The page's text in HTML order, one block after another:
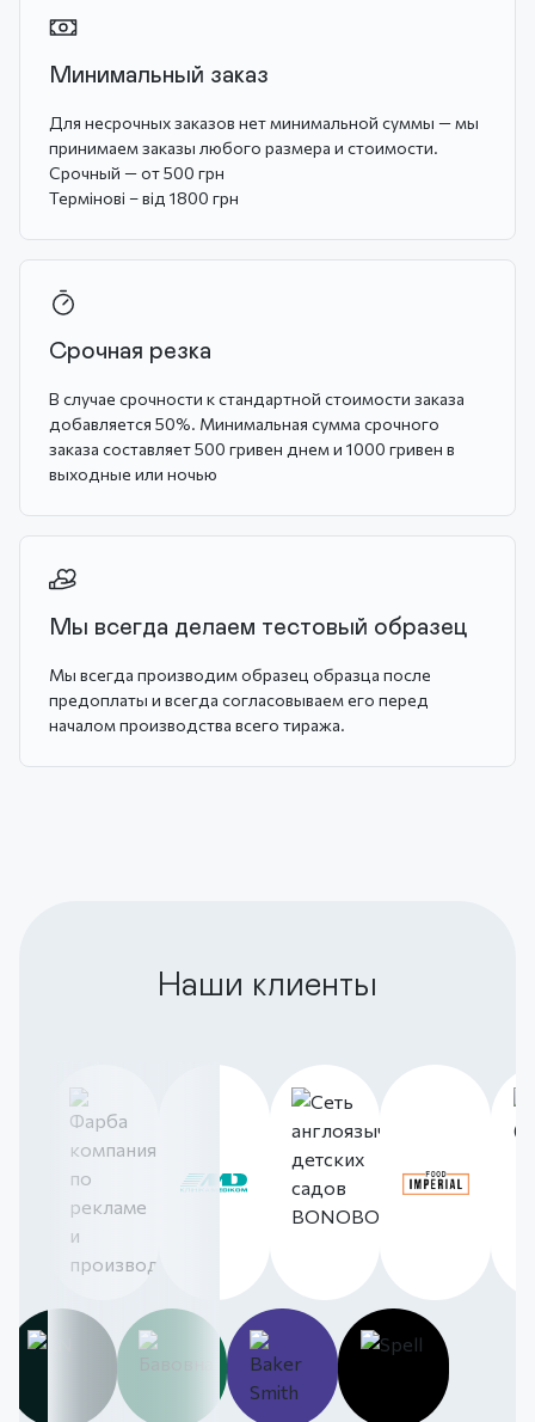
Минимальный заказ
Для несрочных заказов нет минимальной суммы — мы
принимаем заказы любого размера и стоимости.
Срочный — от 500 грн
Термінові – від 1800 грн
Срочная резка
В случае срочности к стандартной стоимости заказа
добавляется 50%. Минимальная сумма срочного
заказа составляет 500 гривен днем и 1000 гривен в
выходные или ночью
Мы всегда делаем тестовый образец
Мы всегда производим образец образца после
предоплаты и всегда согласовываем его перед
началом производства всего тиража.
Наши клиенты